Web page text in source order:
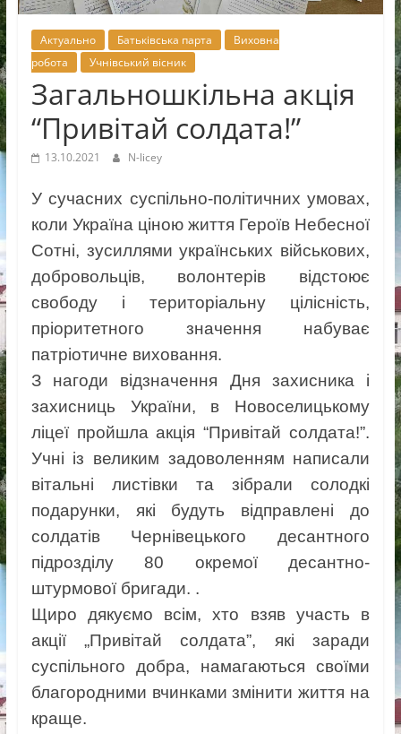
Актуально Батьківська парта
Виховна
робота
Учнівський вісник
Загальношкільна акція
“Привітай солдата!”
13.10.2021 N-licey
У сучасних суспільно-політичних умовах,
коли Україна ціною життя Героїв Небесної
Сотні, зусиллями українських військових,
добровольців, волонтерів відстоює
свободу і територіальну цілісність,
пріоритетного значення набуває
патріотичне виховання.
З нагоди відзначення Дня захисника і
захисниць України, в Новоселицькому
ліцеї пройшла акція “Привітай солдата!”.
Учні із великим задоволенням написали
вітальні листівки та зібрали солодкі
подарунки, які будуть відправлені до
солдатів Чернівецького десантного
підрозділу 80 окремої десантно-
штурмової бригади. .
Щиро дякуємо всім, хто взяв участь в
акції „Привітай солдата”, які заради
суспільного добра, намагаються своїми
благородними вчинками змінити життя на
краще.